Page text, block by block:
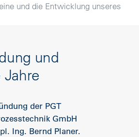
und die Entwicklung unseres
und
der PGT
GmbH
Ing. Bernd Planer.